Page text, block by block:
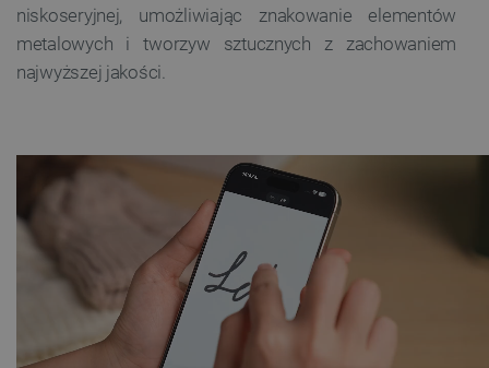
niskoseryjnej, umożliwiając znakowanie elementów
metalowych i tworzyw sztucznych z zachowaniem
najwyższej jakości.